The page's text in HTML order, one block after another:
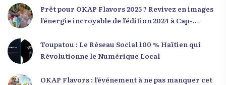
Prêt pour OKAP Flavors 2025 ? Revivez en images
l’énergie incroyable de l’édition 2024 à Cap-
Toupatou : Le Réseau Social 100 % Haïtien qui
Révolutionne le Numérique Local
OKAP Flavors : l’événement à ne pas manquer cet